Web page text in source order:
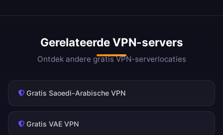
Gerelateerde VPN-servers
Ontdek andere gratis VPN-serverlocaties
Gratis Saoedi-Arabische VPN
Gratis VAE VPN